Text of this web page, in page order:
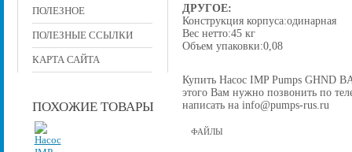
ПОЛЕЗНОЕ
ПОЛЕЗНЫЕ ССЫЛКИ
КАРТА САЙТА
ПОХОЖИЕ ТОВАРЫ
ДРУГОЕ:
Конструкция корпуса:одинарная
Вес нетто:45 кг
Объем упаковки:0,08
Купить Насос IMP Pumps GHND
этого Вам нужно позвонить по
написать на info@pumps-rus.ru
ФАЙЛЫ